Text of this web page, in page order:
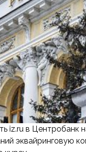
в Центробанк
эквайринговую